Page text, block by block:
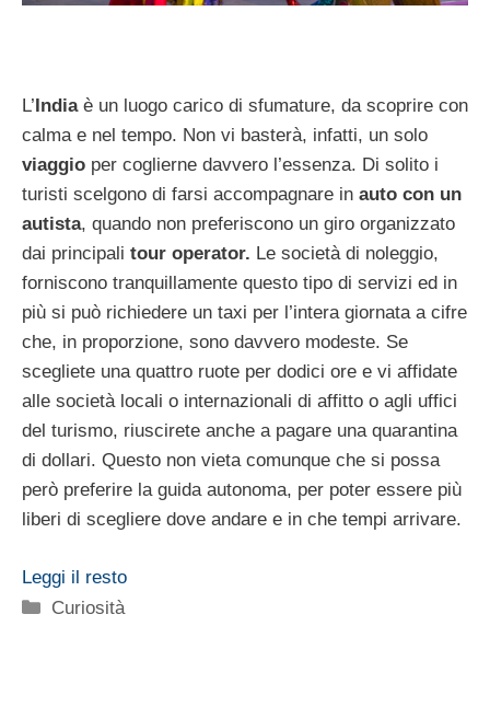
L’ Indiaè un luogo carico di sfumature, da scoprire con
calma e nel tempo. Non vi basterà, infatti, un solo
viaggio per coglierne davvero l’essenza. Di solito i
turisti scelgono di farsi accompagnare in auto con un
autista, quando non preferiscono un giro organizzato
dai principali tour operator. Le società di noleggio,
forniscono tranquillamente questo tipo di servizi ed in
più si può richiedere un taxi per l’intera giornata a cifre
che, in proporzione, sono davvero modeste. Se
scegliete una quattro ruote per dodici ore e vi affidate
alle società locali o internazionali di affitto o agli uffici
del turismo, riuscirete anche a pagare una quarantina
di dollari. Questo non vieta comunque che si possa
però preferire la guida autonoma, per poter essere più
liberi di scegliere dove andare e in che tempi arrivare.
Leggi il resto
Categorie
Curiosità